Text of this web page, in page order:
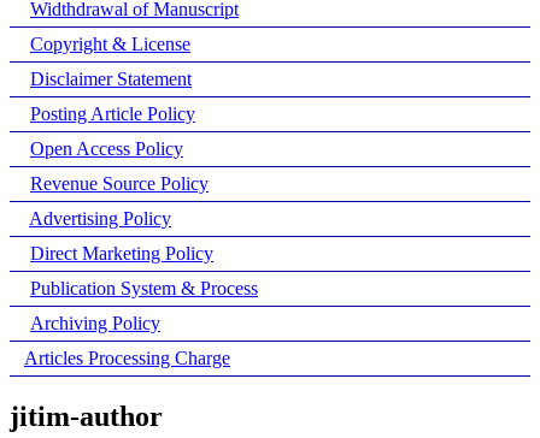
Widthdrawal of Manuscript
Copyright & License
Disclaimer Statement
Posting Article Policy
Open Access Policy
Revenue Source Policy
Advertising Policy
Direct Marketing Policy
Publication System & Process
Archiving Policy
Articles Processing Charge
jitim-author